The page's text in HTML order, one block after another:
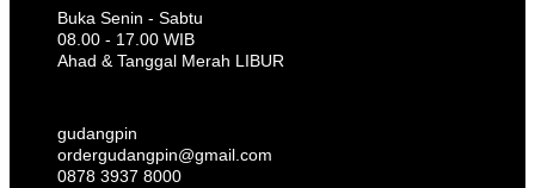
Buka Senin - Sabtu
08.00 - 17.00 WIB
Ahad & Tanggal Merah LIBUR
gudangpin
ordergudangpin@gmail.com
0878 3937 8000